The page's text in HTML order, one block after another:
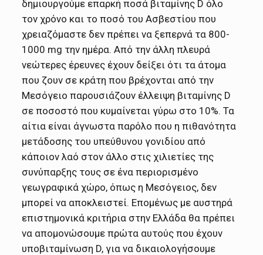
δημιουργούμε επαρκή ποσά βιταμίνης D όλο
τον χρόνο και το ποσό του Ασβεστίου που
χρειαζόμαστε δεν πρέπει να ξεπερνά τα 800-
1000 mg την ημέρα. Από την άλλη πλευρά
νεώτερες έρευνες έχουν δείξει ότι τα άτομα
που ζουν σε κράτη που βρέχονται από την
Μεσόγειο παρουσιάζουν έλλειψη βιταμίνης D
σε ποσοστό που κυμαίνεται γύρω στο 10%. Τα
αίτια είναι άγνωστα παρόλο που η πιθανότητα
μετάδοσης του υπεύθυνου γονιδίου από
κάποιον λαό στον άλλο στις χιλιετίες της
συνύπαρξης τους σε ένα περιορισμένο
γεωγραφικά χώρο, όπως η Μεσόγειος, δεν
μπορεί να αποκλειστεί. Επομένως με αυστηρά
επιστημονικά κριτήρια στην Ελλάδα θα πρέπει
να απομονώσουμε πρώτα αυτούς που έχουν
υποβιταμίνωση D, για να δικαιολογήσουμε